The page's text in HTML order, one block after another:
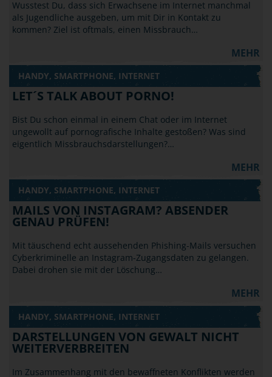
Wusstest Du, dass sich Erwachsene im Internet manchmal
als Jugendliche ausgeben, um mit Dir in Kontakt zu
kommen? Ziel ist oftmals, einen Missbrauch…
MEHR
HANDY, SMARTPHONE, INTERNET
LET´S TALK ABOUT PORNO!
Bist Du schon einmal in einem Chat oder im Internet
ungewollt auf pornografische Inhalte gestoßen? Was sind
eigentlich Missbrauchsdarstellungen?…
MEHR
HANDY, SMARTPHONE, INTERNET
MAILS VON INSTAGRAM? ABSENDER
GENAU PRÜFEN!
Mit täuschend echt aussehenden Phishing-Mails versuchen
Cyberkriminelle an Instagram-Zugangsdaten zu gelangen.
Dabei drohen sie mit der Löschung…
MEHR
HANDY, SMARTPHONE, INTERNET
DARSTELLUNGEN VON GEWALT NICHT
WEITERVERBREITEN
Im Zusammenhang mit den bewaffneten Konflikten werden